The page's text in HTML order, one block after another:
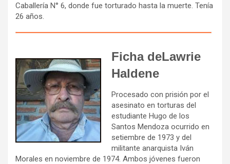
Caballería N° 6, donde fue torturado hasta la muerte. Tenía
26 años.
Ficha deLawrie
Haldene
Procesado con prisión por el
asesinato en torturas del
estudiante Hugo de los
Santos Mendoza ocurrido en
setiembre de 1973 y del
militante anarquista Iván
Morales en noviembre de 1974. Ambos jóvenes fueron